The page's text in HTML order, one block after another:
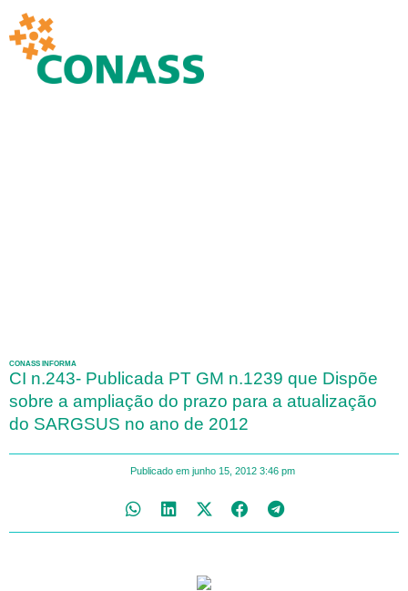
CONASS INFORMA
CI n.243- Publicada PT GM n.1239 que Dispõe
sobre a ampliação do prazo para a atualização
do SARGSUS no ano de 2012
Publicado em junho 15, 2012 3:46 pm